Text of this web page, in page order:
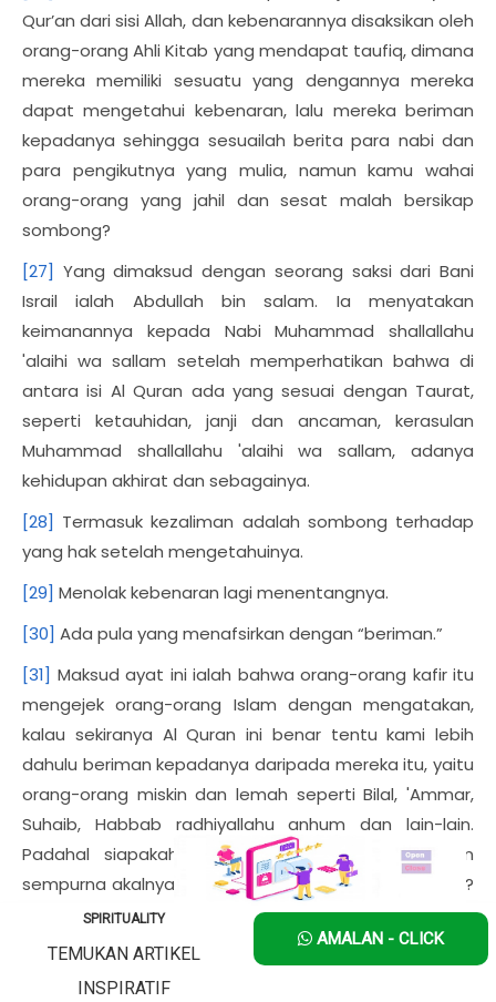
SPIRITUALITY
TEMUKAN ARTIKEL
INSPIRATIF
AMALAN - CLICK
Qur’an dari sisi Allah, dan kebenarannya disaksikan oleh
orang-orang Ahli Kitab yang mendapat taufiq, dimana
mereka memiliki sesuatu yang dengannya mereka
dapat mengetahui kebenaran, lalu mereka beriman
kepadanya sehingga sesuailah berita para nabi dan
para pengikutnya yang mulia, namun kamu wahai
orang-orang yang jahil dan sesat malah bersikap
sombong?
[27] Yang dimaksud dengan seorang saksi dari Bani
Israil ialah Abdullah bin salam. Ia menyatakan
keimanannya kepada Nabi Muhammad shallallahu
'alaihi wa sallam setelah memperhatikan bahwa di
antara isi Al Quran ada yang sesuai dengan Taurat,
seperti ketauhidan, janji dan ancaman, kerasulan
Muhammad shallallahu 'alaihi wa sallam, adanya
kehidupan akhirat dan sebagainya.
[28] Termasuk kezaliman adalah sombong terhadap
yang hak setelah mengetahuinya.
[29] Menolak kebenaran lagi menentangnya.
[30] Ada pula yang menafsirkan dengan “beriman.”
[31] Maksud ayat ini ialah bahwa orang-orang kafir itu
mengejek orang-orang Islam dengan mengatakan,
kalau sekiranya Al Quran ini benar tentu kami lebih
dahulu beriman kepadanya daripada mereka itu, yaitu
orang-orang miskin dan lemah seperti Bilal, 'Ammar,
Suhaib, Habbab radhiyallahu anhum dan lain-lain.
Padahal siapakah yang lebih bersih jiwanya dan
sempurna akalnya daripada orang-orang mukmin itu?
Ucapan yang muncul dari mereka ini, mereka
maksudkan untuk menghibur diri mereka seperti